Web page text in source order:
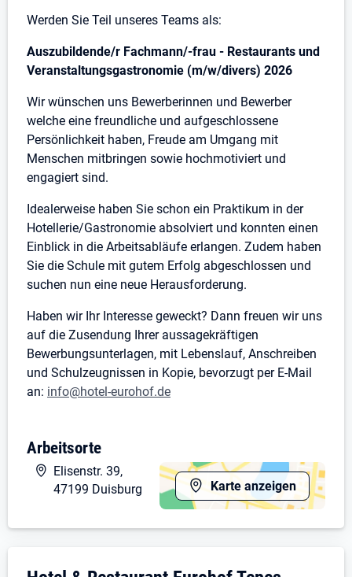
Werden Sie Teil unseres Teams als:
Auszubildende/r Fachmann/-frau - Restaurants und
Veranstaltungsgastronomie (m/w/divers) 2026
Wir wünschen uns Bewerberinnen und Bewerber
welche eine freundliche und aufgeschlossene
Persönlichkeit haben, Freude am Umgang mit
Menschen mitbringen sowie hochmotiviert und
engagiert sind.
Idealerweise haben Sie schon ein Praktikum in der
Hotellerie/Gastronomie absolviert und konnten einen
Einblick in die Arbeitsabläufe erlangen. Zudem haben
Sie die Schule mit gutem Erfolg abgeschlossen und
suchen nun eine neue Herausforderung.
Haben wir Ihr Interesse geweckt? Dann freuen wir uns
auf die Zusendung Ihrer aussagekräftigen
Bewerbungsunterlagen, mit Lebenslauf, Anschreiben
und Schulzeugnissen in Kopie, bevorzugt per E-Mail
an: info@hotel-eurohof.de
Hotel & Restaurant Eurohof
Elisenstr. 39
47199 Duisburg
Arbeitsorte
Karte anzeigen
Elisenstr. 39,
47199 Duisburg